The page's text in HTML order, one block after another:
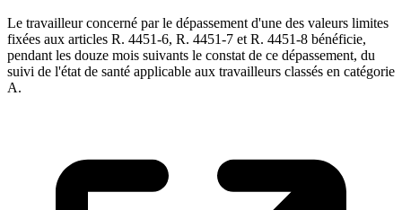
Le travailleur concerné par le dépassement d'une des valeurs limites
fixées aux articles R. 4451-6, R. 4451-7 et R. 4451-8 bénéficie,
pendant les douze mois suivants le constat de ce dépassement, du
suivi de l'état de santé applicable aux travailleurs classés en catégorie
A.